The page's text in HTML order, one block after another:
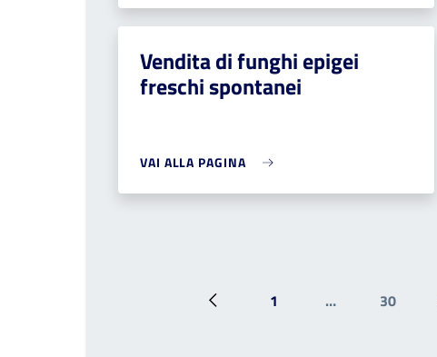
Vendita di funghi epigei
freschi spontanei
VAI ALLA PAGINA
Pagina precedente
Prima pagina
1 …
Pagina
30